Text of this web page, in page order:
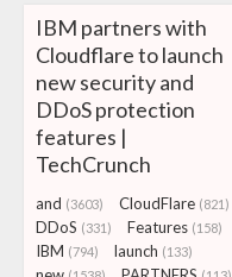
IBM partners with
Cloudflare to launch
new security and
DDoS protection
features |
TechCrunch
and (3603) CloudFlare (821)
DDoS (331) Features (158)
IBM (794) launch (133)